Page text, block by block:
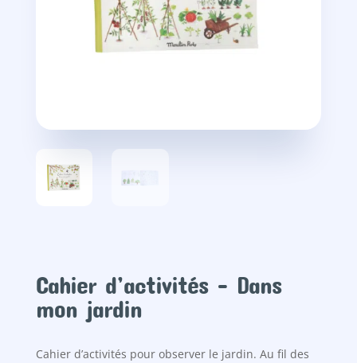
Cahier d’activités – Dans
mon jardin
Cahier d’activités pour observer le jardin. Au fil des